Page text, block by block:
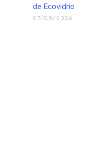
de Ecovidrio
07/08/2026